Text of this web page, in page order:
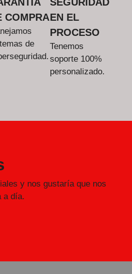
COMPRA
de
EN EL
PROCESO
Tenemos
soporte 100%
personalizado.
y nos gustaría que nos
a día.